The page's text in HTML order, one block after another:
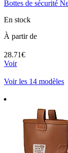
Bottes de sécurité
En stock
À partir de
28.71€
Voir
Voir les 14 modèles